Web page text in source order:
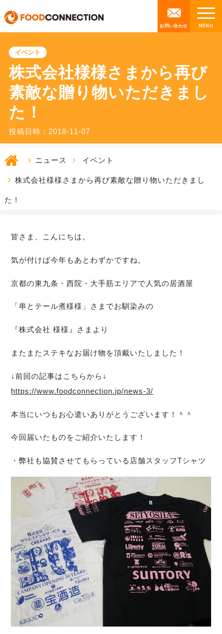
お問い合わせ
イベント
株式会社様様さまから再び
素敵な贈り物いただきまし
た！
投稿日時：2018-11-07
ニュース イベント
株式会社様様さまから再び素敵な贈り物いただきまし
た！
皆さま、こんにちは。
気が付けば今年もあとわずかですね。
京都の東九条・西院・大手筋エリアで人気の居酒屋
「串とテール煮様様」さまでお馴染みの
『株式会社 様様』さまより
またまたステキなお届け物を頂戴いたしました！
↓前回の記事はこちらから↓
https://www.foodconnection.jp/news-3/
本当にいつもお心遣いありがとうございます！＾＾
今回届いたものをご紹介いたします！
・弊社も協賛させてもらっている店舗スタッフTシャツ